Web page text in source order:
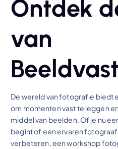
Ontdek
van
De wereld van fotografie biedt
om momenten vast te leggen
middel van beelden. Of je nu
begint of een ervaren
verbeteren, een workshop